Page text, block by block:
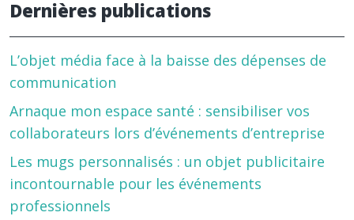
Dernières publications
L’objet média face à la baisse des dépenses de
communication
Arnaque mon espace santé : sensibiliser vos
collaborateurs lors d’événements d’entreprise
Les mugs personnalisés : un objet publicitaire
incontournable pour les événements
professionnels